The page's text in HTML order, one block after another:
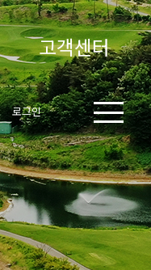
고객센터
로그인